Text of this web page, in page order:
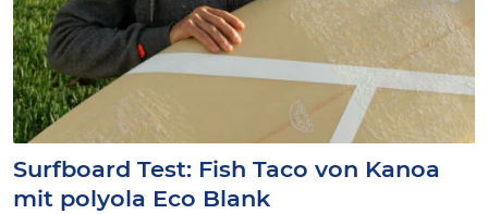
Surfboard Test: Fish Taco von Kanoa
mit polyola Eco Blank